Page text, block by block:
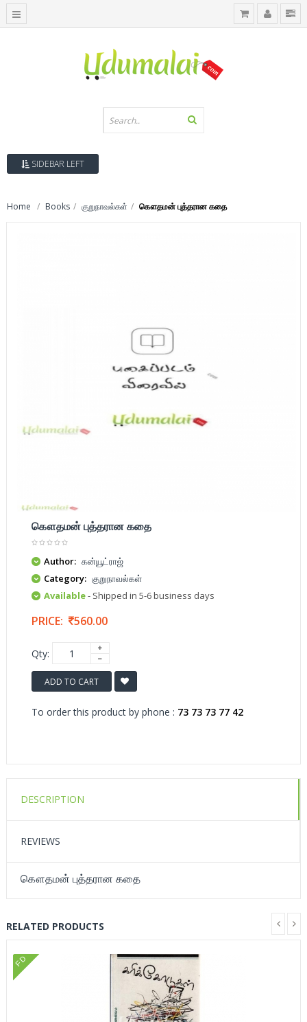
SIDEBAR LEFT
Home Books குறுநாவல்கள் கௌதமன் புத்தரான கதை
கௌதமன் புத்தரான கதை
Author: கன்யூட்ராஜ்
Category: குறுநாவல்கள்
Available- Shipped in 5-6 business days
PRICE: 560.00
Qty:
ADD TO CART
To order this product by phone : 73 73 73 77 42
DESCRIPTION
REVIEWS
கௌதமன் புத்தரான கதை
RELATED PRODUCTS
FD